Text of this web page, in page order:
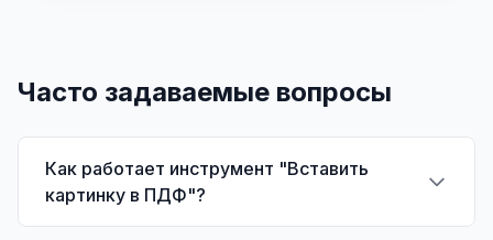
Часто задаваемые вопросы
Как работает инструмент "Вставить
картинку в ПДФ"?